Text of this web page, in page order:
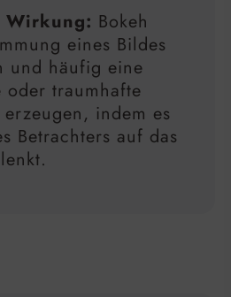
Wirkung: Bokeh
eines Bildes
und häufig eine
oder traumhafte
indem es
Betrachters auf das